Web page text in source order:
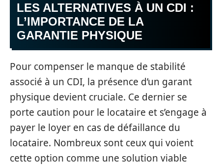
LES ALTERNATIVES À UN CDI :
L’IMPORTANCE DE LA
GARANTIE PHYSIQUE
Pour compenser le manque de stabilité
associé à un CDI, la présence d’un garant
physique devient cruciale. Ce dernier se
porte caution pour le locataire et s’engage à
payer le loyer en cas de défaillance du
locataire. Nombreux sont ceux qui voient
cette option comme une solution viable